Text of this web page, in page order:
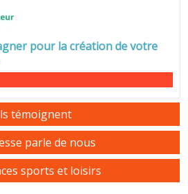
pour la création de votre
témoignent
parle de nous
sports et loisirs